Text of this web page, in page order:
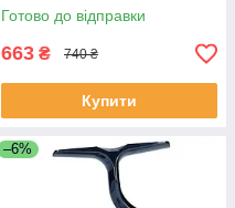
Готово до відправки
663 ₴ 740 ₴
Купити
–6%